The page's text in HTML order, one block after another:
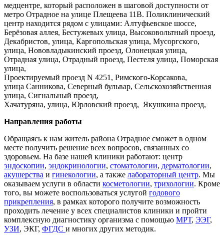
медцентре, который расположен в шаговой доступности от
метро Отрадное на улице Плещеева 11В. Поликлинический
центр находится рядом с улицами: Алтуфьевское шоссе,
Берёзовая аллея, Бестужевых улица, Высоковольтный проезд,
Декабристов, улица, Каргопольская улица, Мусоргского,
улица, Нововладыкинский проезд, Олонецкая улица,
Отрадная улица, Отрадный проезд, Пестеля улица, Поморская
улица,
Проектируемый проезд N 4251, Римского-Корсакова,
улица Санникова, Северный бульвар, Сельскохозяйственная
улица, Сигнальный проезд,
Хачатуряна, улица, Юрловский проезд, Якушкина проезд,
Направления работы
Обращаясь к нам житель района Отрадное сможет в одном
месте получить решение всех вопросов, связанных со
здоровьем. На базе нашей клиники работают: центр
эндоскопии, эндокринологии, стоматологии, дерматологии,
акушерства и гинекологии, а также лабораторный центр. Мы
оказываем услуги в области косметологии, трихологии. Кроме
того, вы можете воспользоваться услугой годового
прикрепления, в рамках которого получите возможность
проходить лечение у всех специалистов клиники и пройти
комплексную диагностику организма с помощью МРТ, ЭЭГ,
УЗИ, ЭКГ, ФГДС и многих других методик.